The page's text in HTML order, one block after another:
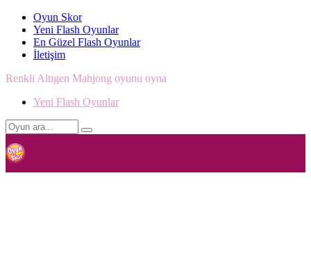
Oyun Skor
Yeni Flash Oyunlar
En Güzel Flash Oyunlar
İletişim
Renkli Altıgen Mahjong oyunu oyna
Yeni Flash Oyunlar